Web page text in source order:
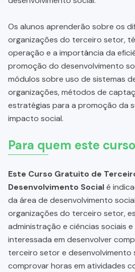
Os alunos aprenderão sobre os
organizações do terceiro setor,
operação e a importância da
promoção do desenvolvimento
módulos sobre uso de sistemas
organizações, métodos de
estratégias para a promoção da
impacto social.
Para quem este
Este Curso Gratuito de
Desenvolvimento Socialé
da área de desenvolvimento
organizações do terceiro setor,
administração e ciências sociais
interessada em desenvolver
terceiro setor e desenvolvimento
comprovar horas em atividades